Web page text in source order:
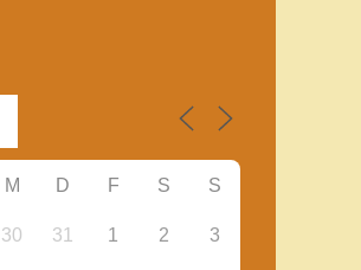
M D F S S
30 31 1 2 3